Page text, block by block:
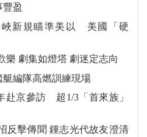
盈
峽新規瞄準美以 美國「硬
愛·回家「速遞」十載歡樂 劇集如燈塔 劇迷定志向
編隊高燃訓練現場
赴京參訪 超1/3「首來族」
光代故友澄清